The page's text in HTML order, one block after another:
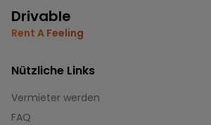
Drivable
Rent A Feeling
Nützliche Links
Vermieter werden
FAQ